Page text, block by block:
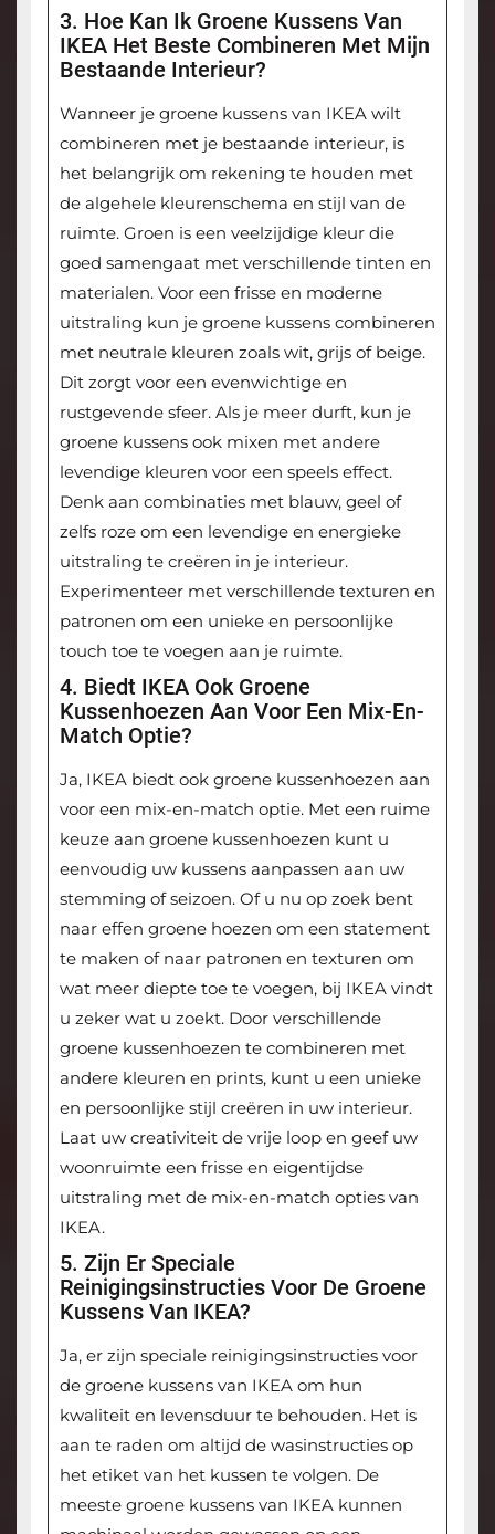
3. Hoe Kan Ik Groene Kussens Van
IKEA Het Beste Combineren Met Mijn
Bestaande Interieur?
Wanneer je groene kussens van IKEA wilt
combineren met je bestaande interieur, is
het belangrijk om rekening te houden met
de algehele kleurenschema en stijl van de
ruimte. Groen is een veelzijdige kleur die
goed samengaat met verschillende tinten en
materialen. Voor een frisse en moderne
uitstraling kun je groene kussens combineren
met neutrale kleuren zoals wit, grijs of beige.
Dit zorgt voor een evenwichtige en
rustgevende sfeer. Als je meer durft, kun je
groene kussens ook mixen met andere
levendige kleuren voor een speels effect.
Denk aan combinaties met blauw, geel of
zelfs roze om een levendige en energieke
uitstraling te creëren in je interieur.
Experimenteer met verschillende texturen en
patronen om een unieke en persoonlijke
touch toe te voegen aan je ruimte.
4. Biedt IKEA Ook Groene
Kussenhoezen Aan Voor Een Mix-En-
Match Optie?
Ja, IKEA biedt ook groene kussenhoezen aan
voor een mix-en-match optie. Met een ruime
keuze aan groene kussenhoezen kunt u
eenvoudig uw kussens aanpassen aan uw
stemming of seizoen. Of u nu op zoek bent
naar effen groene hoezen om een statement
te maken of naar patronen en texturen om
wat meer diepte toe te voegen, bij IKEA vindt
u zeker wat u zoekt. Door verschillende
groene kussenhoezen te combineren met
andere kleuren en prints, kunt u een unieke
en persoonlijke stijl creëren in uw interieur.
Laat uw creativiteit de vrije loop en geef uw
woonruimte een frisse en eigentijdse
uitstraling met de mix-en-match opties van
IKEA.
5. Zijn Er Speciale
Reinigingsinstructies Voor De Groene
Kussens Van IKEA?
Ja, er zijn speciale reinigingsinstructies voor
de groene kussens van IKEA om hun
kwaliteit en levensduur te behouden. Het is
aan te raden om altijd de wasinstructies op
het etiket van het kussen te volgen. De
meeste groene kussens van IKEA kunnen